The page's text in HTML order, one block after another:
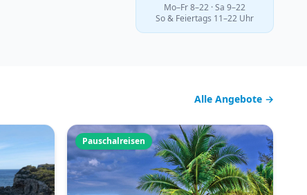
Mo–Fr 8–22 · Sa 9–22
So & Feiertags 11–22 Uhr
Alle Angebote →
Pauschalreisen